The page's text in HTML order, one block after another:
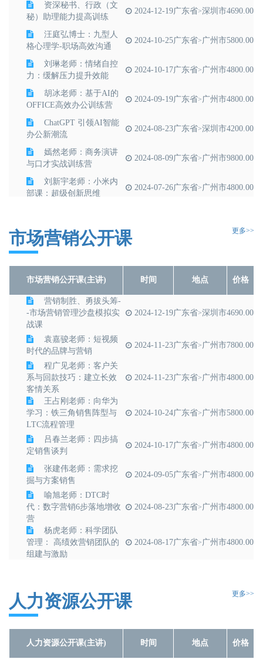
资深秘书、行政（文
秘）助理能力提高训练
2024-12-19广东省>深圳市4690.00
汪庭弘博士：九型人
格心理学-职场高效沟通
2024-10-25广东省>广州市5800.00
刘琳老师：情绪自控
力：缓解压力提升效能
2024-10-17广东省>广州市4800.00
胡冰老师：基于AI的
OFFICE高效办公训练营
2024-09-19广东省>广州市4800.00
ChatGPT 引领AI智能
办公新潮流
2024-08-23广东省>深圳市4200.00
嫣然老师：商务演讲
与口才实战训练营
2024-08-09广东省>广州市9800.00
刘新宇老师：小米内
部课：超级创新思维
2024-07-26广东省>广州市4800.00
表达更有力
市场营销公开课 更多>>
市场营销公开课(主讲) 时间 地点 价格
营销制胜、勇拔头筹-
-市场营销管理沙盘模拟实
战课
2024-12-19广东省>深圳市4690.00
袁嘉骏老师：短视频
时代的品牌与营销
2024-11-23广东省>广州市7800.00
程广见老师：客户关
系与回款技巧：建立长效
客情关系
2024-11-23广东省>广州市4800.00
王占刚老师：向华为
学习：铁三角销售阵型与
LTC流程管理
2024-10-24广东省>广州市5800.00
吕春兰老师：四步搞
定销售谈判
2024-10-17广东省>广州市4800.00
张建伟老师：需求挖
掘与方案销售
2024-09-05广东省>广州市4800.00
喻旭老师：DTC时
代：数字营销6步落地增收
营
2024-08-23广东省>广州市4800.00
杨虎老师：科学团队
管理： 高绩效营销团队的
组建与激励
2024-08-17广东省>广州市4800.00
曾子亮老师：销售业
绩解码，构建业务增长的
方法和路径
人力资源公开课 更多>>
人力资源公开课(主讲) 时间 地点 价格